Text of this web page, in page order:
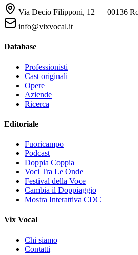
Via Decio Filipponi, 12 — 00136
info@vixvocal.it
Database
Professionisti
Cast originali
Opere
Aziende
Ricerca
Editoriale
Fuoricampo
Podcast
Doppia Coppia
Voci Tra Le Onde
Festival della Voce
Cambia il Doppiaggio
Mostra Interattiva CDC
Vix Vocal
Chi siamo
Contatti